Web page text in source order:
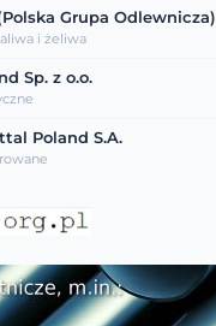
Grupa Odlewnicza)
i żeliwa
Sp. z o.o.
Poland S.A.